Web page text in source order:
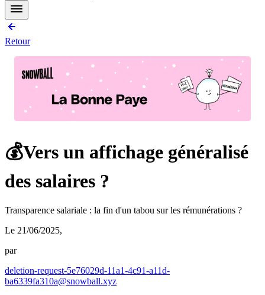
Retour
💰Vers un affichage généralisé
des salaires ?
Transparence salariale : la fin d'un tabou sur les rémunérations ?
Le 21/06/2025,
par
deletion-request-5e76029d-11a1-4c91-a11d-
ba6339fa310a@snowball.xyz